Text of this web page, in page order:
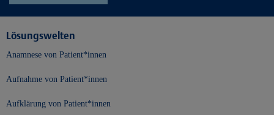
Lösungswelten
Anamnese von Patient*innen
Aufnahme von Patient*innen
Aufklärung von Patient*innen